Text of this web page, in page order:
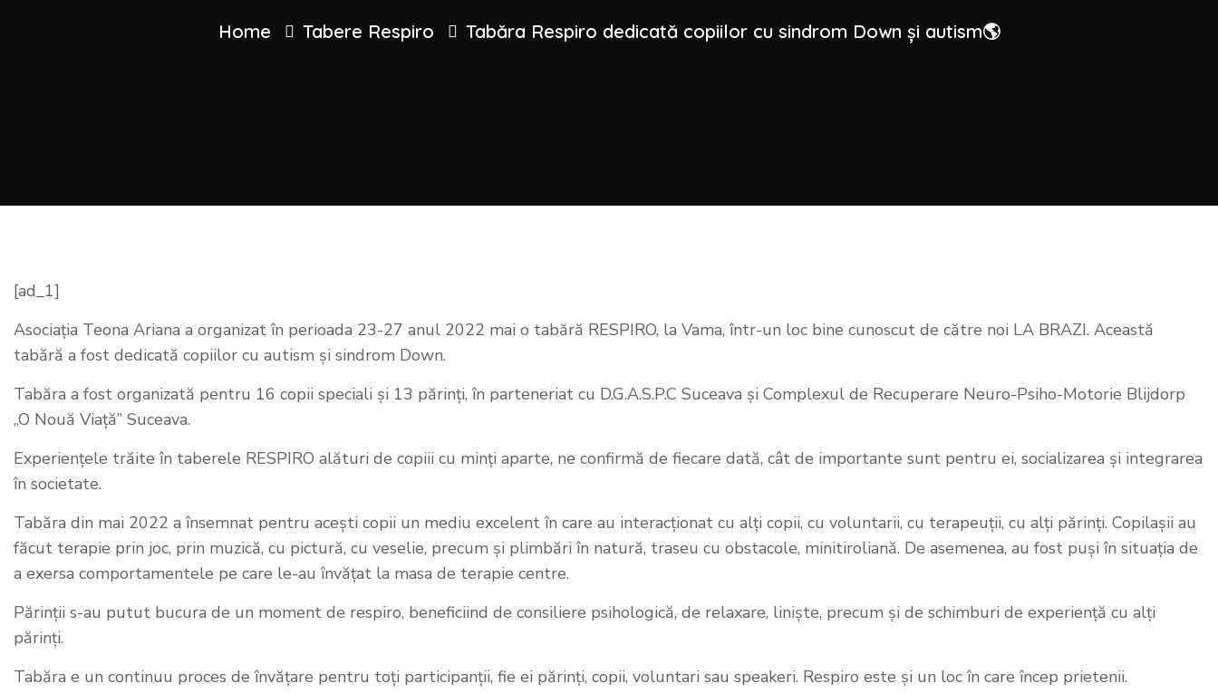
Home Tabere Respiro Tabăra Respiro dedicată copiilor cu sindrom Down și autism🌎
[ad_1]
Asociaţia Teona Ariana a organizat în perioada 23-27 anul 2022 mai o tabără RESPIRO, la Vama, într-un loc bine cunoscut de către noi LA BRAZI. Această
tabără a fost dedicată copiilor cu autism și sindrom Down.
Tabăra a fost organizată pentru 16 copii speciali și 13 părinți, în parteneriat cu D.G.A.S.P.C Suceava și Complexul de Recuperare Neuro-Psiho-Motorie Blijdorp
„O Nouă Viaţă” Suceava.
Experiențele trăite în taberele RESPIRO alături de copiii cu minți aparte, ne confirmă de fiecare dată, cât de importante sunt pentru ei, socializarea și integrarea
în societate.
Tabăra din mai 2022 a însemnat pentru acești copii un mediu excelent în care au interacționat cu alți copii, cu voluntarii, cu terapeuții, cu alți părinți. Copilașii au
făcut terapie prin joc, prin muzică, cu pictură, cu veselie, precum și plimbări în natură, traseu cu obstacole, minitiroliană. De asemenea, au fost puși în situația de
a exersa comportamentele pe care le-au învățat la masa de terapie centre.
Părinții s-au putut bucura de un moment de respiro, beneficiind de consiliere psihologică, de relaxare, liniște, precum și de schimburi de experiență cu alți
părinți.
Tabăra e un continuu proces de învățare pentru toți participanții, fie ei părinți, copii, voluntari sau speakeri. Respiro este și un loc în care încep prietenii.